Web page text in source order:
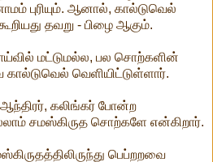
புரியும். ஆனால், கால்டுவெல்
தவறு - பிழை ஆகும்.
மட்டுமல்ல, பல சொற்களின்
வெளியிட்டுள்ளார்.
கலிங்கர் போன்ற
சமஸ்கிருத சொற்களே என்கிறார்.
பெப்றறவை